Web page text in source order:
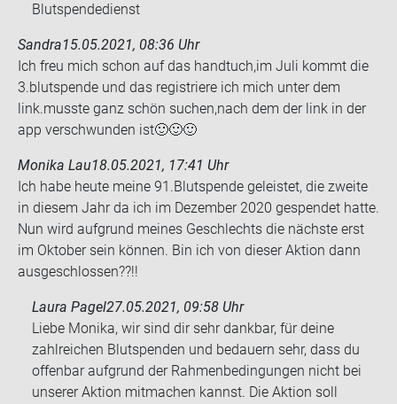
Blutspendedienst
Sandra15.05.2021, 08:36 Uhr
Ich freu mich schon auf das hand­tuch,im Juli kommt die
3.blut­spen­de und das re­gis­trie­re ich mich unter dem
link.muss­te ganz schön su­chen,nach dem der link in der
app ver­schwun­den ist🙂🙂🙂
Monika Lau18.05.2021, 17:41 Uhr
Ich habe heute meine 91.Blut­spen­de ge­leis­tet, die zwei­te
in die­sem Jahr da ich im De­zem­ber 2020 ge­spen­det hatte.
Nun wird auf­grund mei­nes Ge­schlechts die nächs­te erst
im Ok­to­ber sein kön­nen. Bin ich von die­ser Ak­ti­on dann
aus­ge­schlos­sen??!!
Laura Pagel27.05.2021, 09:58 Uhr
Liebe Monika, wir sind dir sehr dankbar, für deine
zahlreichen Blutspenden und bedauern sehr, dass du
offenbar aufgrund der Rahmenbedingungen nicht bei
unserer Aktion mitmachen kannst. Die Aktion soll